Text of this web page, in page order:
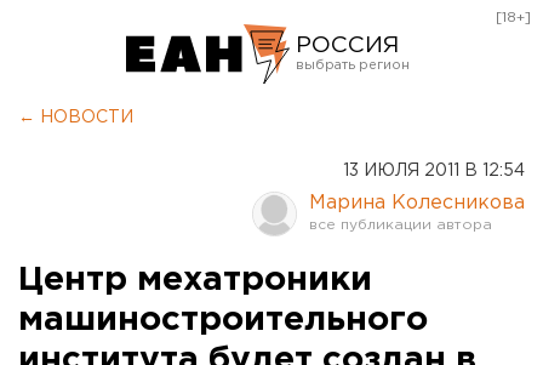
РОССИЯ
Оренбург
[18+]
← НОВОСТИ
13 ИЮЛЯ 2011 В 12:54
Марина Колесникова
Центр мехатроники
машиностроительного